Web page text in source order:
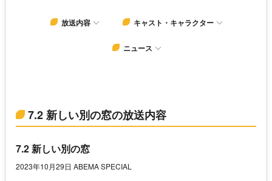
放送内容 キャスト・キャラクター
ニュース
7.2 新しい別の窓の放送内容
7.2 新しい別の窓
2023年10月29日 ABEMA SPECIAL